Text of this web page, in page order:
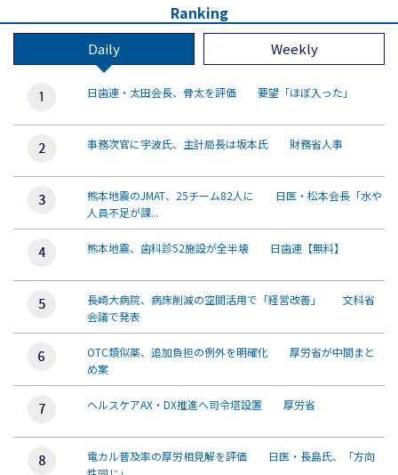
Ranking
Daily Weekly
日歯連・太田会長、骨太を評価 要望「ほぼ入った」
事務次官に宇波氏、主計局長は坂本氏 財務省人事
熊本地震のJMAT、25チーム82人に 日医・松本会長「水や
人員不足が課...
熊本地震、歯科診52施設が全半壊 日歯連【無料】
長崎大病院、病床削減の空間活用で「経営改善」 文科省
会議で発表
OTC類似薬、追加負担の例外を明確化 厚労省が中間まと
め案
ヘルスケアAX・DX推進へ司令塔設置 厚労省
電カル普及率の厚労相見解を評価 日医・長島氏、「方向